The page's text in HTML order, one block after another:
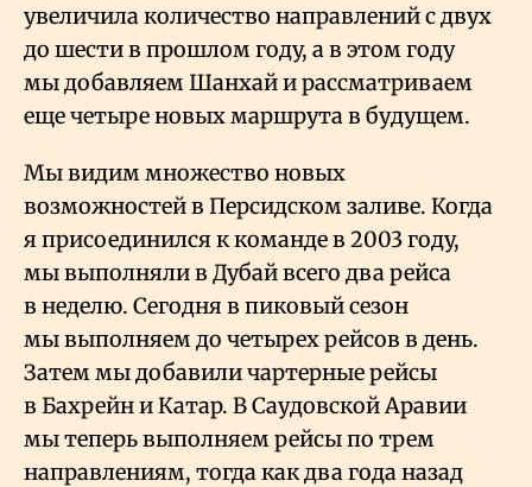
увеличила количество направлений с двух
до шести в прошлом году, а в этом году
мы добавляем Шанхай и рассматриваем
еще четыре новых маршрута в будущем.
Мы видим множество новых
возможностей в Персидском заливе. Когда
я присоединился к команде в 2003 году,
мы выполняли в Дубай всего два рейса
в неделю. Сегодня в пиковый сезон
мы выполняем до четырех рейсов в день.
Затем мы добавили чартерные рейсы
в Бахрейн и Катар. В Саудовской Аравии
мы теперь выполняем рейсы по трем
направлениям, тогда как два года назад